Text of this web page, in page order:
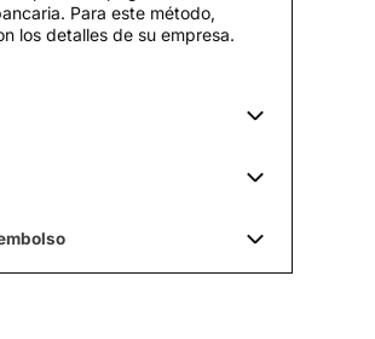
Policarbonato transparente
Para este método,
los detalles de su empresa.